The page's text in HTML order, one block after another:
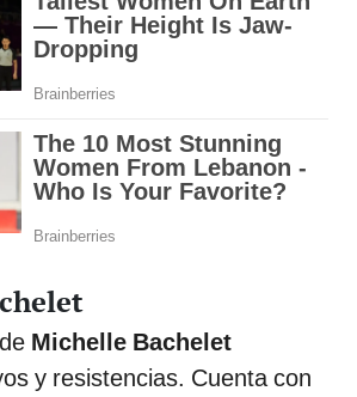
Michelle Bachelet
y resistencias. Cuenta con